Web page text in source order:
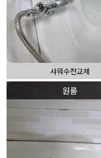
샤워수전교체
원룸